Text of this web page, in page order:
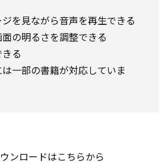
を見ながら音声を再生できる
の明るさを調整できる
る
一部の書籍が対応していま
ンロードはこちらから